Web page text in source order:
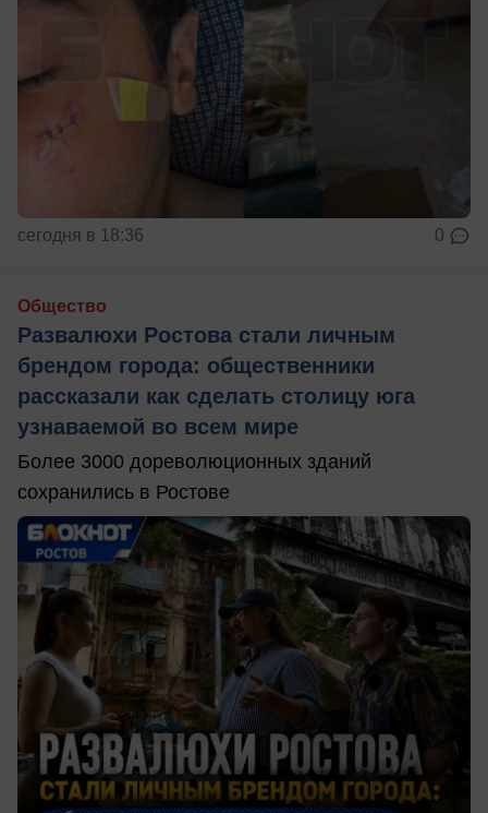
сегодня в 18:36 0
Общество
Развалюхи Ростова стали личным
брендом города: общественники
рассказали как сделать столицу юга
узнаваемой во всем мире
Более 3000 дореволюционных зданий
сохранились в Ростове